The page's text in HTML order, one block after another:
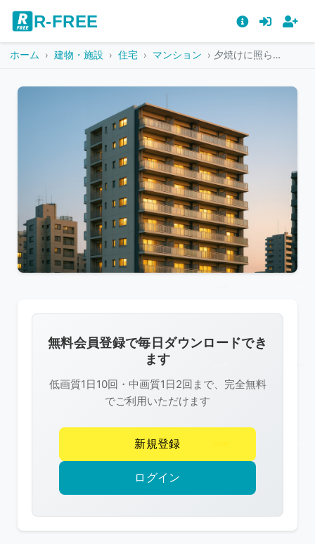
R-FREE
ホーム 建物・施設 住宅 マンション 夕焼けに照らされた窓明かりの集合住宅
像
は
R-
FREE
作
権
護
無料会員登録で毎日ダウンロードでき
ます
低画質1日10回・中画質1日2回まで、完全無料
でご利用いただけます
新規登録
ログイン